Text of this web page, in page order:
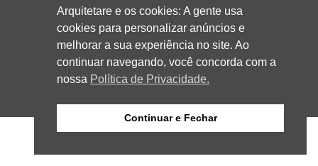
RUA ROCKFELLER, 736 - REBOUÇAS
CURITIBA/PR
80230-130
Arquitetare e os cookies: A gente usa
cookies para personalizar anúncios e
melhorar a sua experiência no site. Ao
continuar navegando, você concorda com a
nossa Política de Privacidade.
Continuar e Fechar